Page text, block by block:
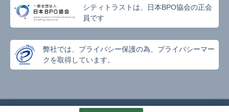
シティトラストは、日本BPO協会の正会
員です
弊社では、プライバシー保護の為、プライバシーマー
クを取得しています。